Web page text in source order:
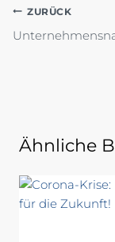
ZURÜCK
Ähnliche